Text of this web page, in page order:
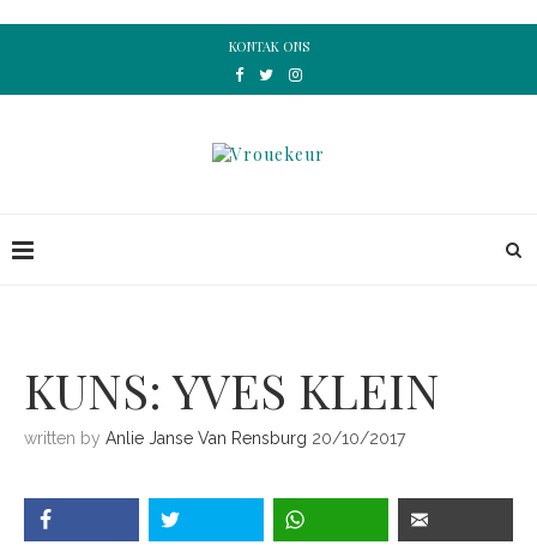
KONTAK ONS
KUNS: YVES KLEIN
written by Anlie Janse Van Rensburg 20/10/2017